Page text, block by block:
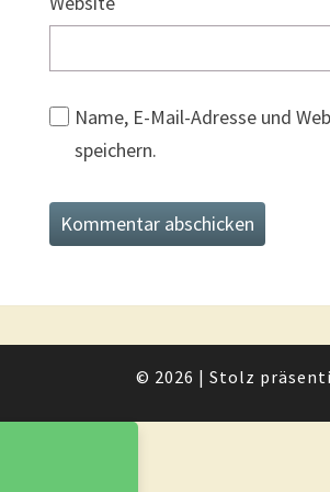
Name, E-Mail-Adresse und
speichern.
© 2026 | Stolz